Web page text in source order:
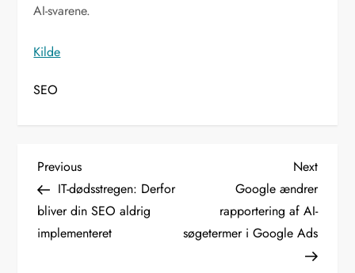
AI-svarene.
Kilde
SEO
I
n
d
Previous
Post
Previous
IT-dødsstregen: Derfor
bliver din SEO aldrig
implementeret
Next
Post
Next
Google ændrer
rapportering af AI-
søgetermer i Google Ads